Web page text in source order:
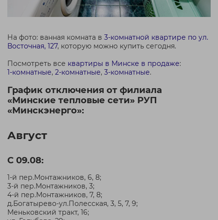
На фото: ванная комната в 3-комнатной квартире по ул.
Восточная, 127, которую можно купить сегодня.
Посмотреть все квартиры в Минске в продаже:
1-комнатные, 2-комнатные, 3-комнатные.
График отключения от филиала
«Минские тепловые сети» РУП
«Минскэнерго»:
Август
С 09.08:
1-й пер.Монтажников, 6, 8;
3-й пер.Монтажников, 3;
4-й пер.Монтажников, 7, 8;
д.Богатырево-ул.Полесская, 3, 5, 7, 9;
Меньковский тракт, 16;